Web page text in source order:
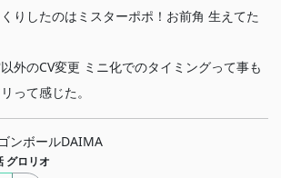
りしたのはミスターポポ！お前角 生えてた
外のCV変更 ミニ化でのタイミングって事も
って感じた。
ンボールDAIMA
グロリオ